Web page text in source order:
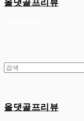
올댓골프리뷰
올댓골프리뷰